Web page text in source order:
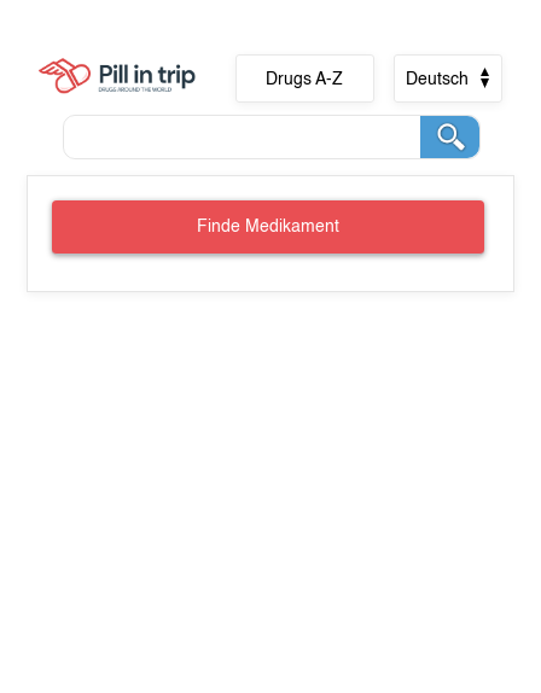
Drugs A-Z Deutsch
Finde Medikament